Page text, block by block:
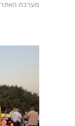
מערכת האתר